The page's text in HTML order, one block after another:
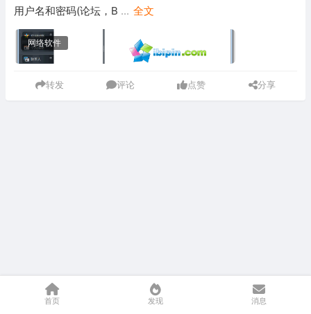
首页 发现 消息
用户名和密码(论坛，B ... 全文
网络软件
转发 评论 点赞 分享